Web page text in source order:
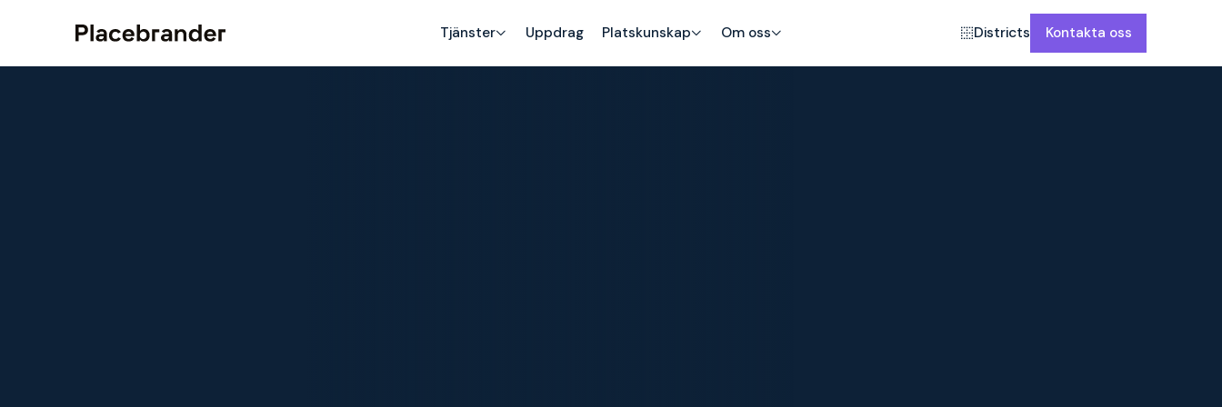
Tjänster Uppdrag Platskunskap Om oss Districts Kontakta oss